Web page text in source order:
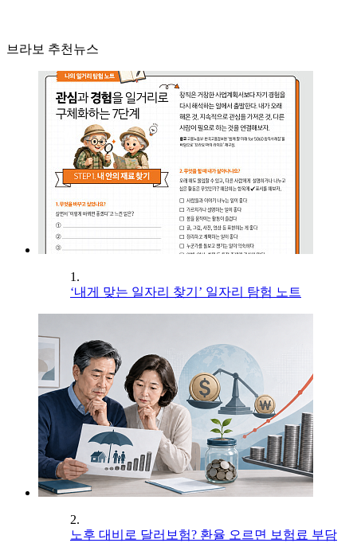
브라보 추천뉴스
1.
‘내게 맞는 일자리 찾기’ 일자리 탐험 노트
2.
노후 대비로 달러보험? 환율 오르면 보험료 부담